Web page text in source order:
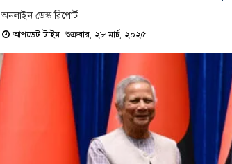
অনলাইন ডেস্ক রিপোর্ট
আপডেট টাইম: শুক্রবার, ২৮ মার্চ, ২০২৫